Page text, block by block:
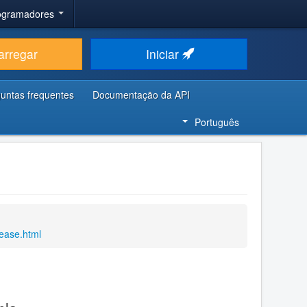
Iniciar
frequentes
Documentação da API
Português